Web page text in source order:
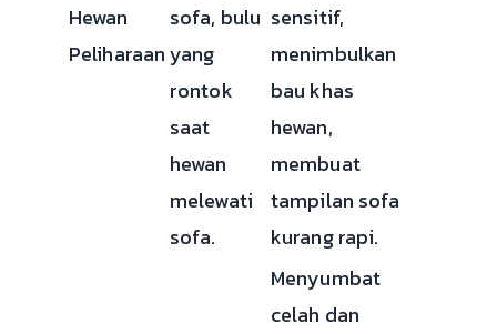
Hewan
Peliharaan
sofa, bulu
yang
rontok
saat
hewan
melewati
sofa.
sensitif,
menimbulkan
bau khas
hewan,
membuat
tampilan sofa
kurang rapi.
Menyumbat
celah dan